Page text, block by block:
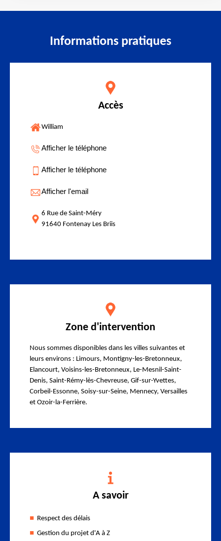
Informations pratiques
Accès
William
Afficher le téléphone
Afficher le téléphone
Afficher l'email
6 Rue de Saint-Méry
91640 Fontenay Les Briis
Zone d'intervention
Nous sommes disponibles dans les villes suivantes et
leurs environs : Limours, Montigny-les-Bretonneux,
Elancourt, Voisins-les-Bretonneux, Le-Mesnil-Saint-
Denis, Saint-Rémy-lès-Chevreuse, Gif-sur-Yvettes,
Corbeil-Essonne, Soisy-sur-Seine, Mennecy, Versailles
et Ozoir-la-Ferrière.
A savoir
Respect des délais
Gestion du projet d'A à Z